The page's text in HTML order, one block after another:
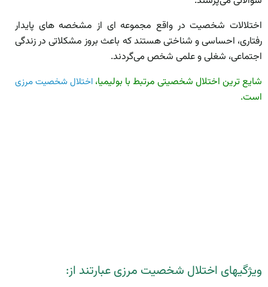
اختلالات شخصیت در واقع مجموعه ­ای از مشخصه های پایدار
رفتاری، احساسی و شناختی هستند که باعث بروز مشکلاتی در زندگی
اجتماعی، شغلی و علمی شخص می‌گردند.
شایع­ ترین اختلال شخصیتی مرتبط با بولیمیا، اختلال شخصیت مرزی
است.
ویژگی­های اختلال شخصیت مرزی عبارتند از: